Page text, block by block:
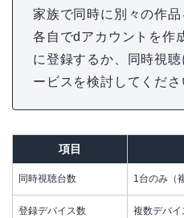
家族で同時に別々の作品
各自でdアカウントを作
に登録するか、同時視
ービスを検討してくださ
項目
同時視聴台数 1台のみ（
登録デバイス数 複数デバ